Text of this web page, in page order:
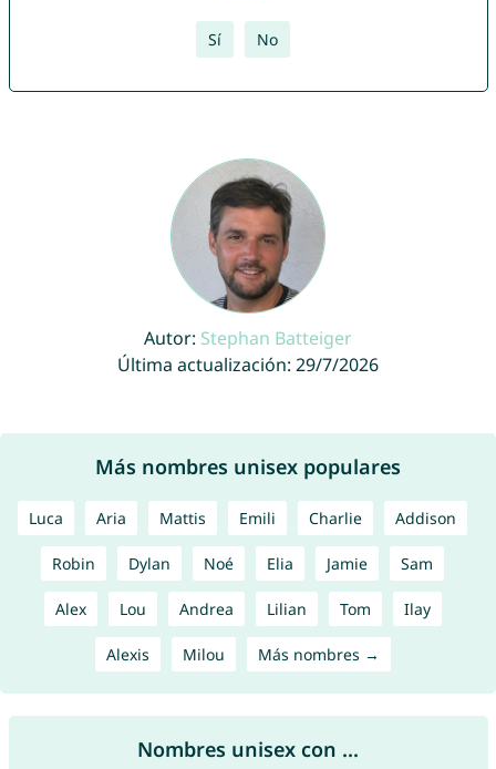
Sí No
Autor: Stephan Batteiger
Última actualización: 29/7/2026
Más nombres unisex populares
Luca Aria Mattis Emili Charlie Addison
Robin Dylan Noé Elia Jamie Sam
Alex Lou Andrea Lilian Tom Ilay
Alexis Milou Más nombres →
Nombres unisex con ...